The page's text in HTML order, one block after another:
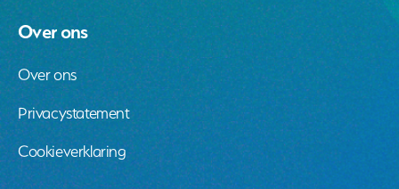
Over ons
Over ons
Privacystatement
Cookieverklaring